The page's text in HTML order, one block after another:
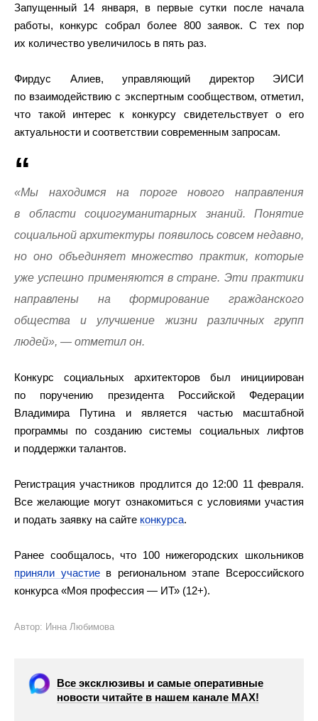
Запущенный 14 января, в первые сутки после начала
работы, конкурс собрал более 800 заявок. С тех пор
их количество увеличилось в пять раз.
Фирдус Алиев, управляющий директор ЭИСИ
по взаимодействию с экспертным сообществом, отметил,
что такой интерес к конкурсу свидетельствует о его
актуальности и соответствии современным запросам.
«Мы находимся на пороге нового направления
в области социогуманитарных знаний. Понятие
социальной архитектуры появилось совсем недавно,
но оно объединяет множество практик, которые
уже успешно применяются в стране. Эти практики
направлены на формирование гражданского
общества и улучшение жизни различных групп
людей», — отметил он.
Конкурс социальных архитекторов был инициирован
по поручению президента Российской Федерации
Владимира Путина и является частью масштабной
программы по созданию системы социальных лифтов
и поддержки талантов.
Регистрация участников продлится до 12:00 11 февраля.
Все желающие могут ознакомиться с условиями участия
и подать заявку на сайте конкурса.
Ранее сообщалось, что 100 нижегородских школьников
приняли участиев региональном этапе Всероссийского
конкурса «Моя профессия — ИТ» (12+).
Автор: Инна Любимова
Все эксклюзивы и самые оперативные
новости читайте в нашем канале МАХ!